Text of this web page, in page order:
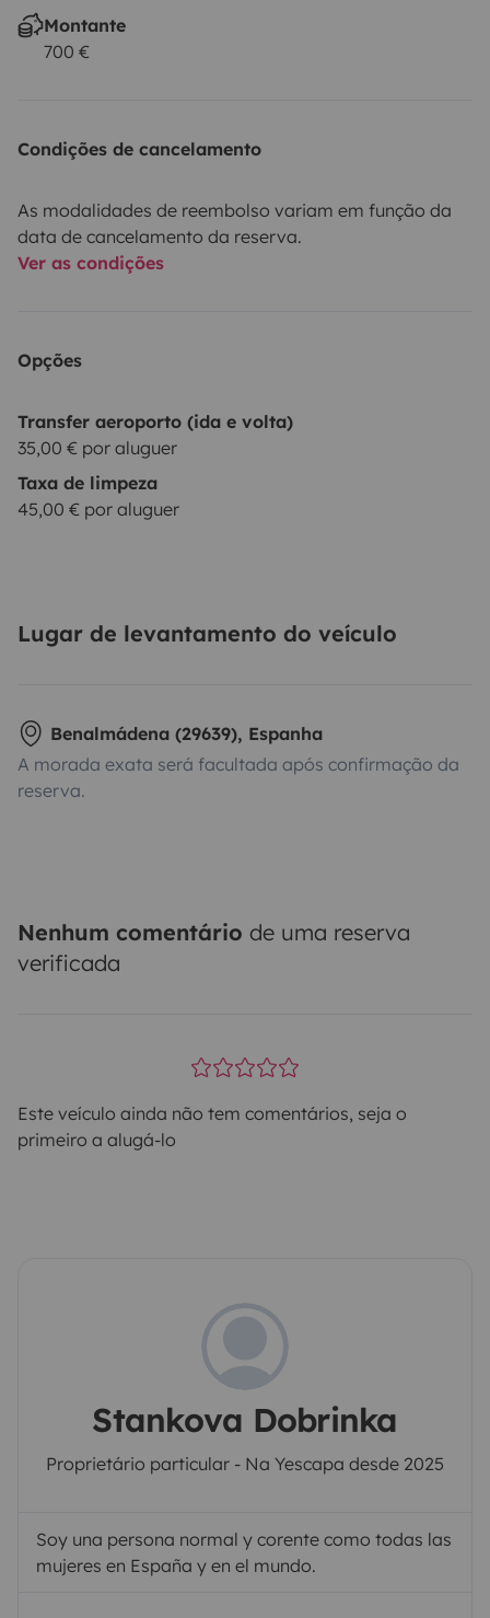
Montante
700 €
Condições de cancelamento
As modalidades de reembolso variam em função da
data de cancelamento da reserva.
Ver as condições
Opções
Transfer aeroporto (ida e volta)
35,00 € por aluguer
Taxa de limpeza
45,00 € por aluguer
Lugar de levantamento do veículo
Benalmádena (29639), Espanha
A morada exata será facultada após confirmação da
reserva.
Nenhum comentário de uma reserva
verificada
Este veículo ainda não tem comentários, seja o
primeiro a alugá-lo
Stankova Dobrinka
Proprietário particular - Na Yescapa desde 2025
Soy una persona normal y corente como todas las
mujeres en España y en el mundo.